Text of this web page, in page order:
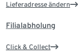
Lieferadresse ändern
Filialabholung
Click & Collect